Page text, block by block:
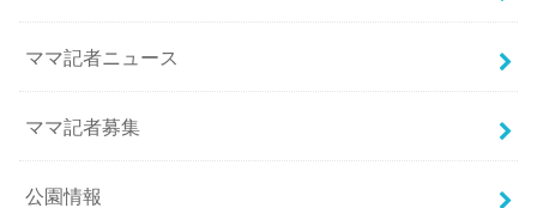
ママ記者ニュース
ママ記者募集
公園情報